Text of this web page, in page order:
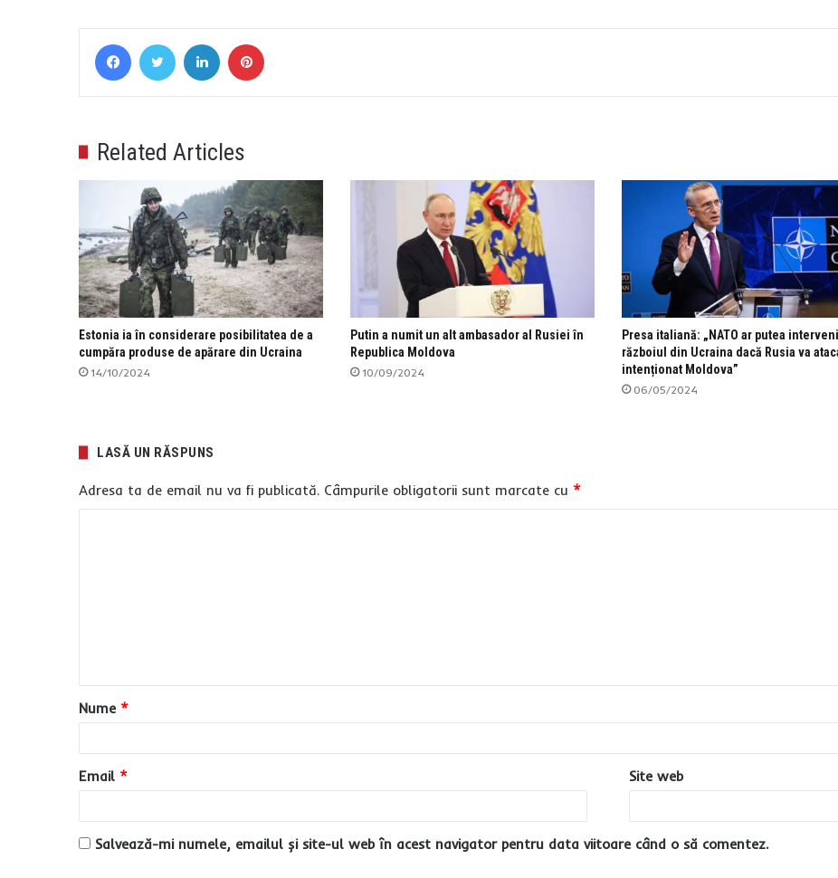
FacebookTwitter LinkedIn
Related Articles
Estonia ia în considerare posibilitatea de a
cumpăra produse de apărare din Ucraina
14/10/2024
Putin a numit un alt ambasador al Rusiei în
Republica Moldova
10/09/2024
Presa italiană: „NATO ar putea
războiul din Ucraina dacă Rusia va
intenționat Moldova”
06/05/2024
LASĂ UN RĂSPUNS
Adresa ta de email nu va fi publicată. Câmpurile obligatorii sunt marcate cu *
a
r
u
*
Nume *
Email * Site web
Salvează-mi numele, emailul și site-ul web în acest navigator pentru data viitoare când o să comentez.